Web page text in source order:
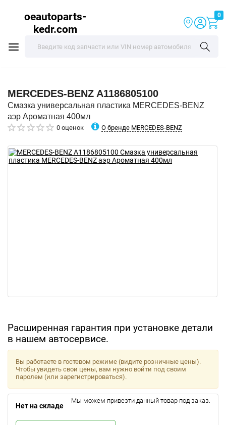
oeautoparts-
kedr.com
0
MERCEDES-BENZ A1186805100
Смазка универсальная пластика MERCEDES-BENZ
аэр Ароматная 400мл
0 оценок О бренде MERCEDES-BENZ
Расширенная гарантия при установке детали
в нашем автосервисе.
Вы работаете в гостевом режиме (видите розничные цены).
Чтобы увидеть свои цены, вам нужно войти под своим
паролем (или зарегистрироваться).
Нет на складе
Мы можем привезти данный товар под заказ.